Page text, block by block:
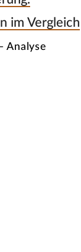
im Vergleich
Analyse